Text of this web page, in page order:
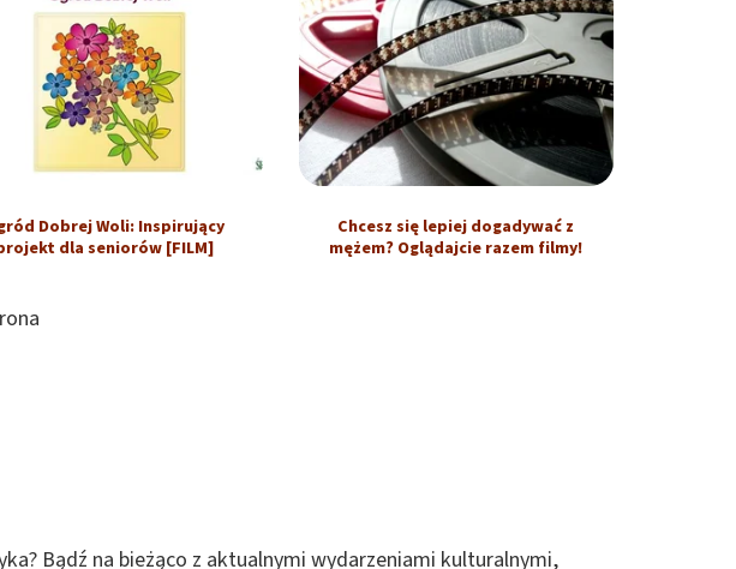
Dobrej Woli: Inspirujący
dla seniorów [FILM]
Chcesz się lepiej dogadywać z
mężem? Oglądajcie razem filmy!
Bądź na bieżąco z aktualnymi wydarzeniami kulturalnymi,